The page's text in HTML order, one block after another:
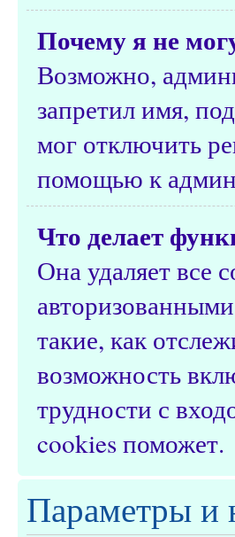
Почему я не
Возможно,
запретил имя,
мог отключить
помощью к
Что делает
Она удаляет все
такие, как
возможность
трудности с
cookies поможет.
Параметры и